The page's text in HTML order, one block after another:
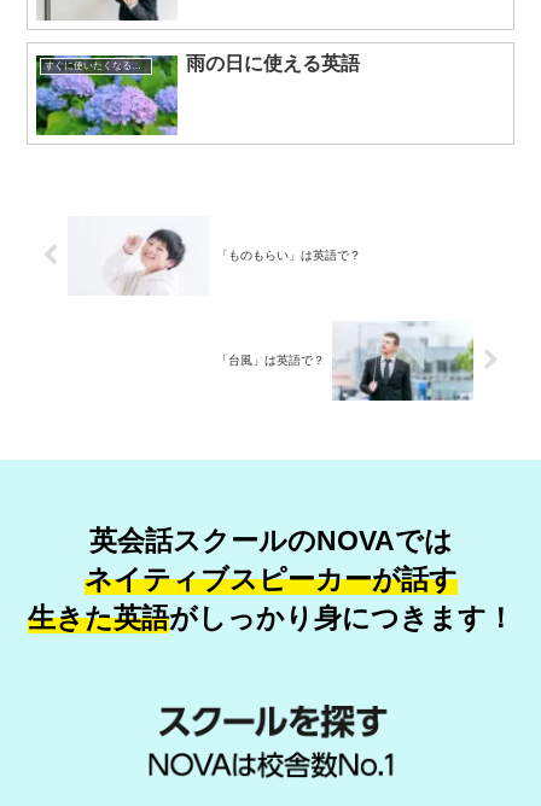
すぐに使いたくなる英語表現 雨の日に使える英語
「ものもらい」は英語で？
「台風」は英語で？
英会話スクールのNOVAでは
ネイティブスピーカーが話す
生きた英語がしっかり身につきます！